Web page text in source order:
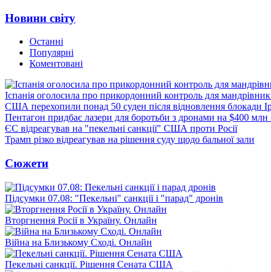
Новини світу
Останні
Популярні
Коментовані
Іспанія оголосила про прикордонний контроль для
США перехопили понад 50 суден після відновлення блокади
Пентагон придбає лазери для боротьби з дронами на $400
ЄС відреагував на "пекельні санкції" США проти Росії
Трамп різко відреагував на рішення суду щодо бальної зали
Сюжети
Підсумки 07.08: "Пекельні" санкції і "парад" дронів
Вторгнення Росії в Україну. Онлайн
Війна на Близькому Сході. Онлайн
Пекельні санкції. Рішення Сената США